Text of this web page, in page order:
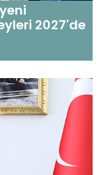
2027'de